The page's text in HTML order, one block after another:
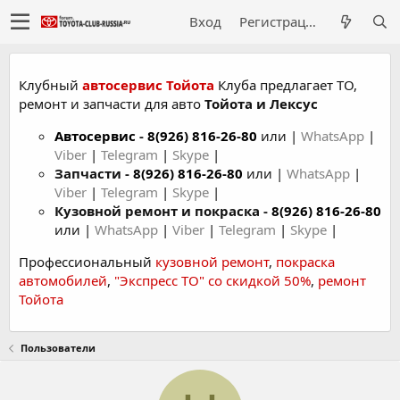
Вход Регистрация
Клубный автосервис Тойота Клуба предлагает ТО,
ремонт и запчасти для авто Тойота и Лексус
Автосервис - 8(926) 816-26-80 или | WhatsApp |
Viber | Telegram | Skype |
Запчасти - 8(926) 816-26-80 или | WhatsApp |
Viber | Telegram | Skype |
Кузовной ремонт и покраска - 8(926) 816-26-80
или | WhatsApp | Viber | Telegram | Skype |
Профессиональный кузовной ремонт, покраска
автомобилей, "Экспресс ТО" со скидкой 50%, ремонт
Тойота
Пользователи